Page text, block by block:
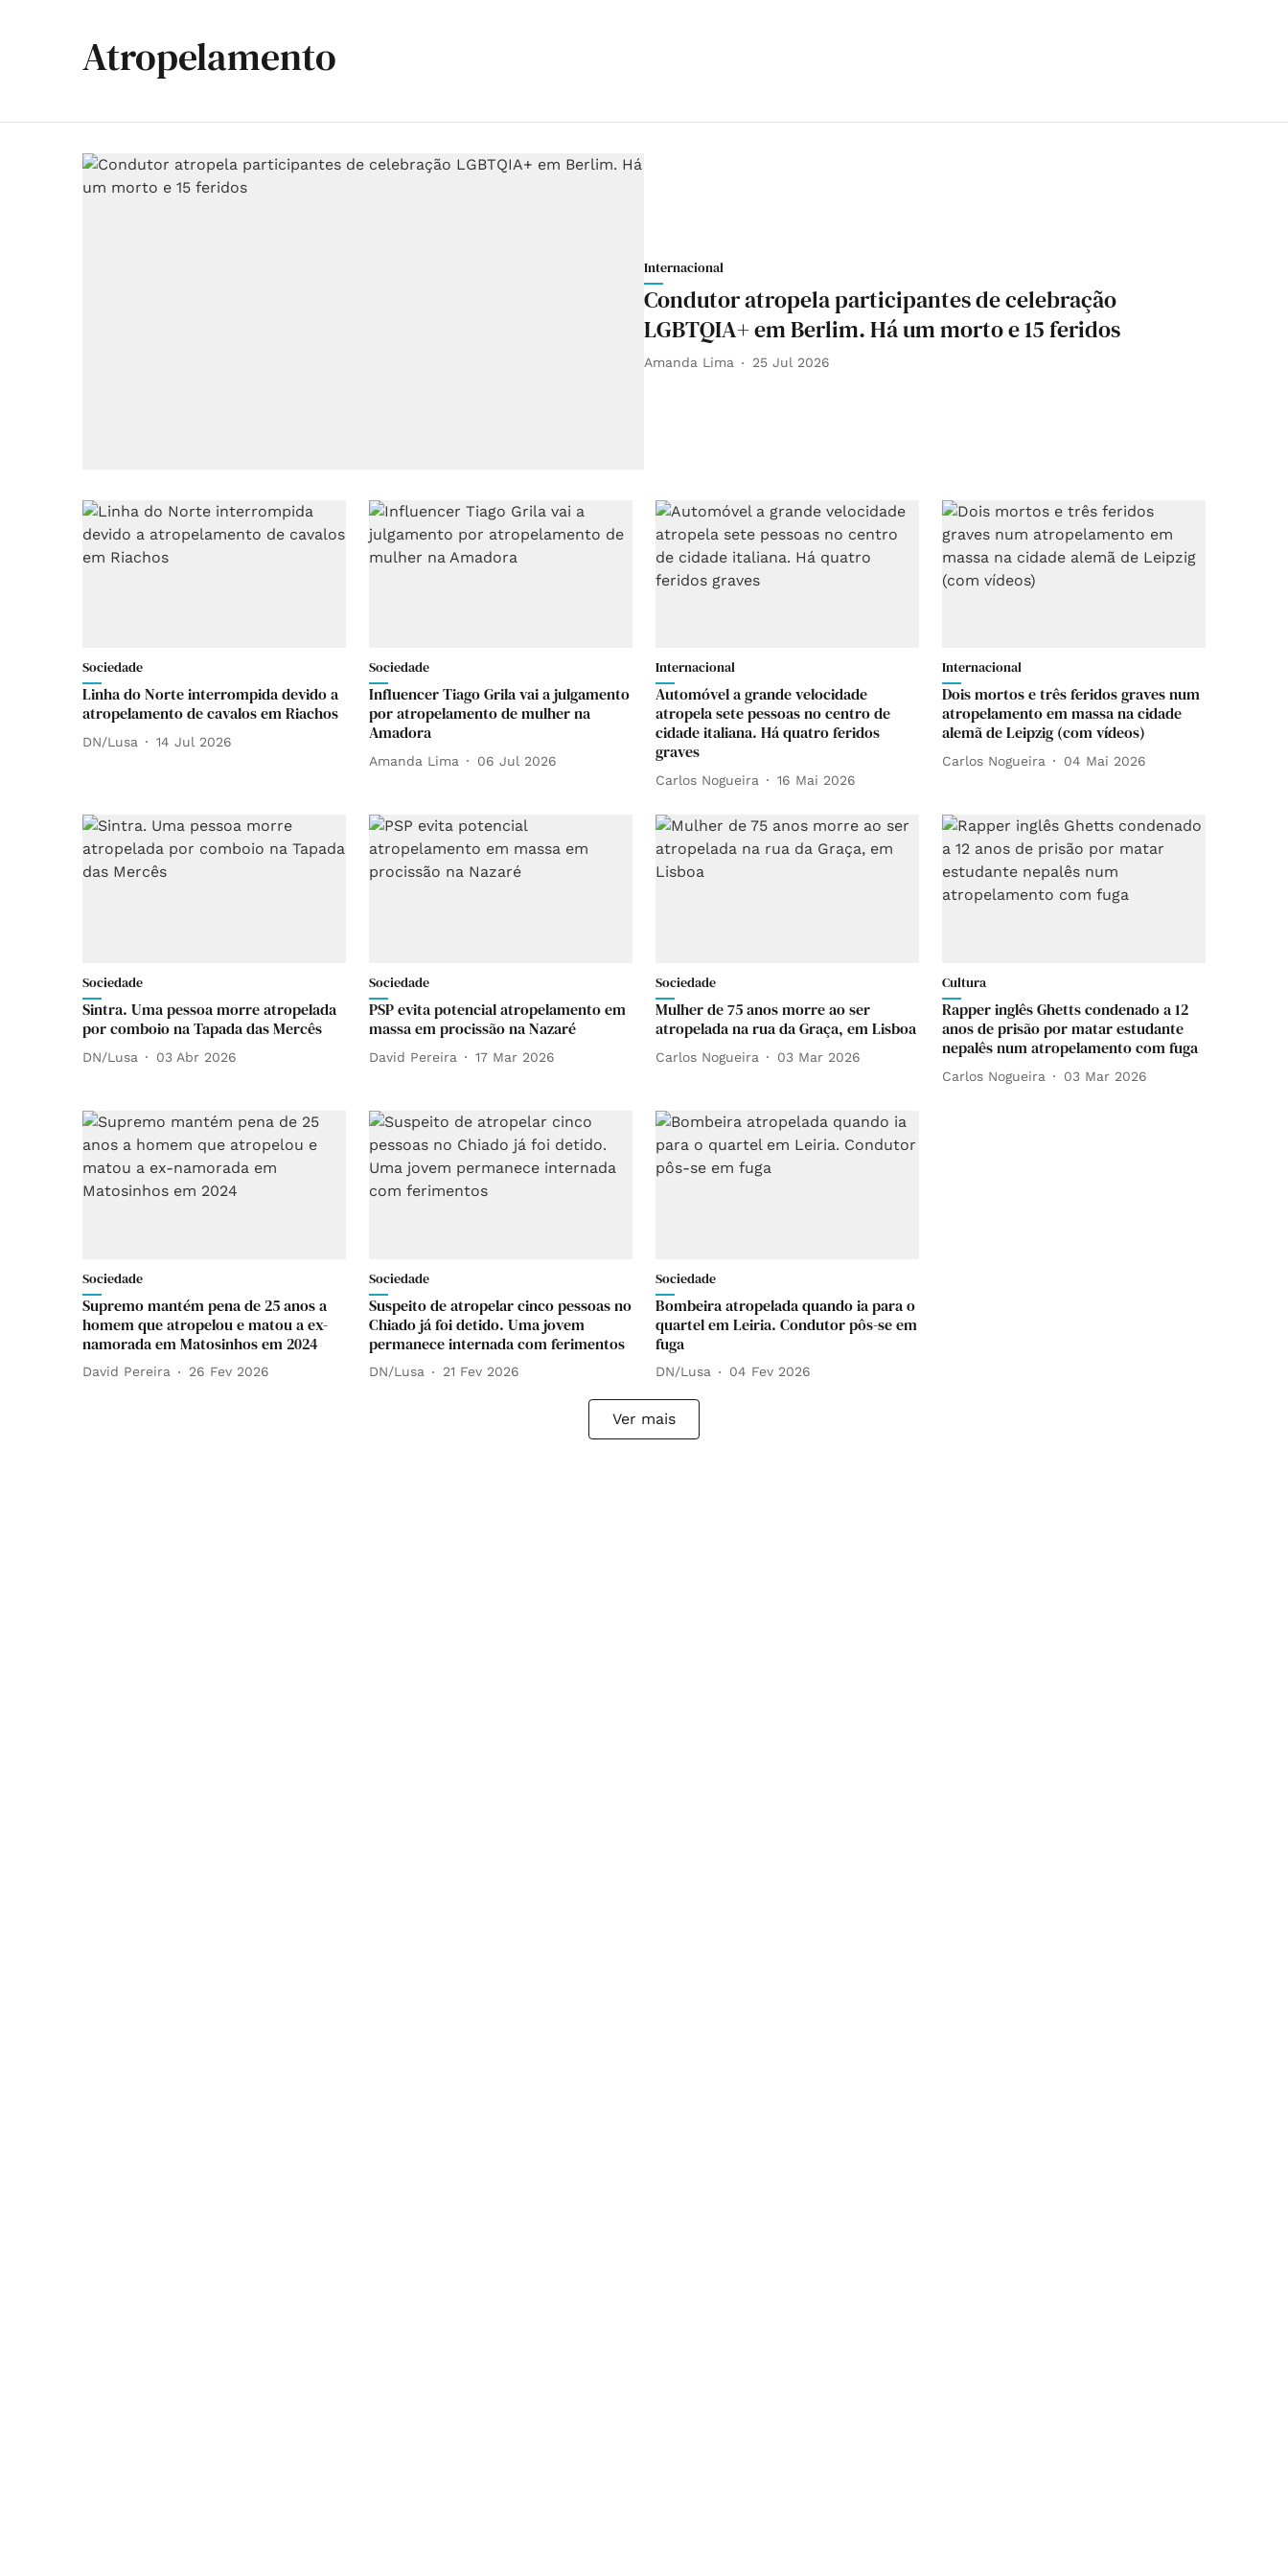
Atropelamento
Internacional
Condutor atropela participantes de celebração
LGBTQIA+ em Berlim. Há um morto e 15 feridos
Amanda Lima 25 Jul 2026
Sociedade
Linha do Norte interrompida devido a
atropelamento de cavalos em Riachos
DN/Lusa 14 Jul 2026
Sociedade
Influencer Tiago Grila vai a julgamento
por atropelamento de mulher na
Amadora
Amanda Lima 06 Jul 2026
Internacional
Automóvel a grande velocidade
atropela sete pessoas no centro de
cidade italiana. Há quatro feridos
graves
Carlos Nogueira 16 Mai 2026
Internacional
Dois mortos e três feridos graves num
atropelamento em massa na cidade
alemã de Leipzig (com vídeos)
Carlos Nogueira 04 Mai 2026
Sociedade
Sintra. Uma pessoa morre atropelada
por comboio na Tapada das Mercês
DN/Lusa 03 Abr 2026
Sociedade
PSP evita potencial atropelamento em
massa em procissão na Nazaré
David Pereira 17 Mar 2026
Sociedade
Mulher de 75 anos morre ao ser
atropelada na rua da Graça, em Lisboa
Carlos Nogueira 03 Mar 2026
Cultura
Rapper inglês Ghetts condenado a 12
anos de prisão por matar estudante
nepalês num atropelamento com fuga
Carlos Nogueira 03 Mar 2026
Sociedade
Supremo mantém pena de 25 anos a
homem que atropelou e matou a ex-
namorada em Matosinhos em 2024
David Pereira 26 Fev 2026
Sociedade
Suspeito de atropelar cinco pessoas no
Chiado já foi detido. Uma jovem
permanece internada com ferimentos
DN/Lusa 21 Fev 2026
Sociedade
Bombeira atropelada quando ia para o
quartel em Leiria. Condutor pôs-se em
fuga
DN/Lusa 04 Fev 2026
Ver mais